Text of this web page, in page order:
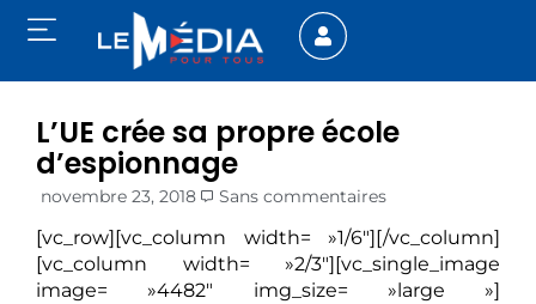
L’UE crée sa propre école
d’espionnage
novembre 23, 2018 Sans commentaires
[vc_row][vc_column width= »1/6″][/vc_column]
[vc_column width= »2/3″][vc_single_image
image= »4482″ img_size= »large »]